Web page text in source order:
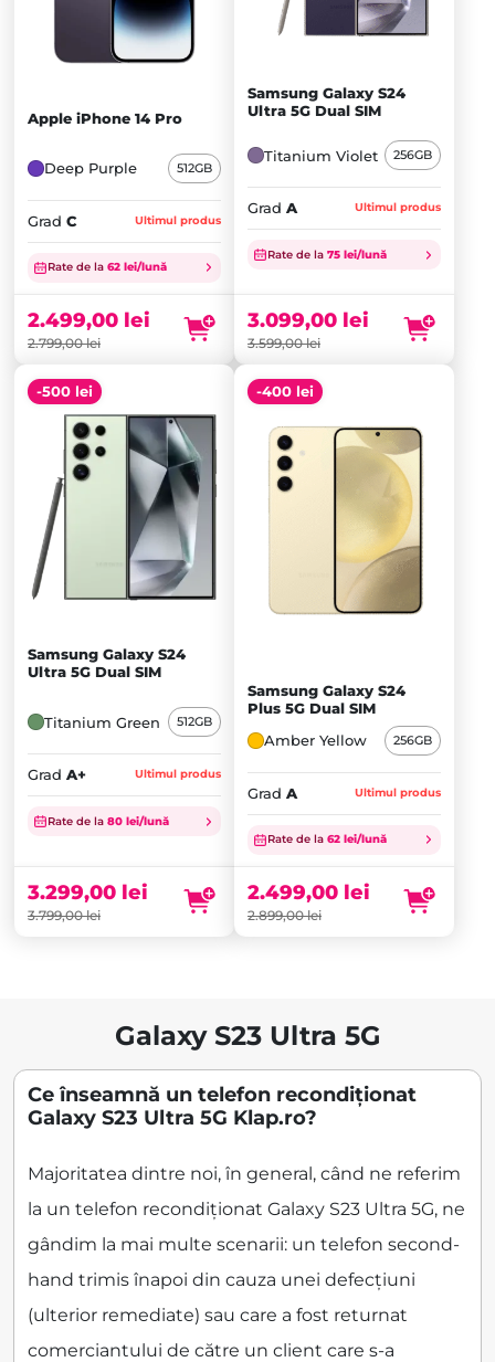
Apple iPhone 14 Pro
Deep Purple 512GB
Grad C Ultimul produs
Rate de la 62 lei/lună
2.799,00lei
Prețul
inițial
fost:
2.799,00 lei.
2.499,00 lei
Prețul
este:
2.499,00 lei.
Samsung Galaxy S24
Ultra 5G Dual SIM
Titanium Violet 256GB
Grad A Ultimul produs
Rate de la 75 lei/lună
3.599,00lei
inițial
fost:
3.599,00 lei.
3.099,00 lei
Prețul
este:
3.099,00 lei.
-500 lei
Samsung Galaxy S24
Ultra 5G Dual SIM
Titanium Green 512GB
Grad A+ Ultimul produs
Rate de la 80 lei/lună
3.799,00lei
Prețul
fost:
3.799,00 lei.
3.299,00 lei
este:
3.299,00 lei.
-400 lei
Samsung Galaxy S24
Plus 5G Dual SIM
Amber Yellow
256GB
Grad A Ultimul produs
Rate de la 62 lei/lună
2.899,00lei
Prețul
inițial
fost:
2.899,00 lei.
2.499,00 lei
Prețul
este:
2.499,00 lei.
Galaxy S23 Ultra 5G
Ce înseamnă un telefon recondiționat
Galaxy S23 Ultra 5G Klap.ro?
Majoritatea dintre noi, în general, când ne referim
la un telefon recondiționat Galaxy S23 Ultra 5G, ne
gândim la mai multe scenarii: un telefon second-
hand trimis înapoi din cauza unei defecțiuni
(ulterior remediate) sau care a fost returnat
comerciantului de către un client care s-a